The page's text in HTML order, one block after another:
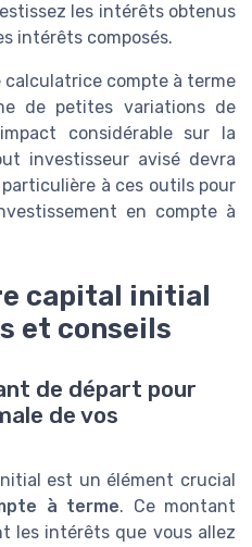
les intérêts obtenus
intérêts composés.
compte à terme
de petites variations de
considérable sur la
investisseur avisé devra
à ces outils pour
en compte à
capital initial
et conseils
de départ pour
de vos
est un élément crucial
à terme. Ce montant
les intérêts que vous allez